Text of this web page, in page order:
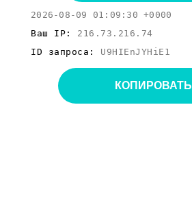
2026-08-09 01:09:30 +0000
Ваш IP: 216.73.216.74
ID запроса: U9HIEnJYHiE1
КОПИРОВАТЬ